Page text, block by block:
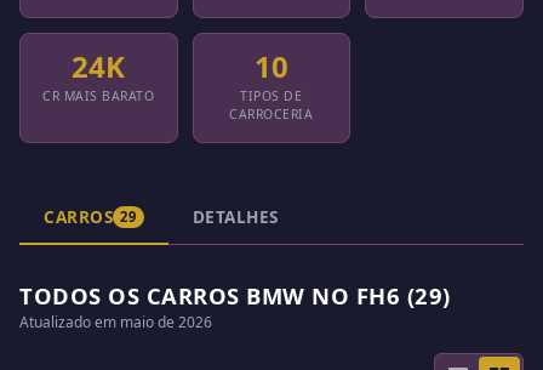
24K
CR MAIS BARATO
10
TIPOS DE
CARROCERIA
CARROS 29 DETALHES
TODOS OS CARROS BMW NO FH6 (29)
Atualizado em maio de 2026